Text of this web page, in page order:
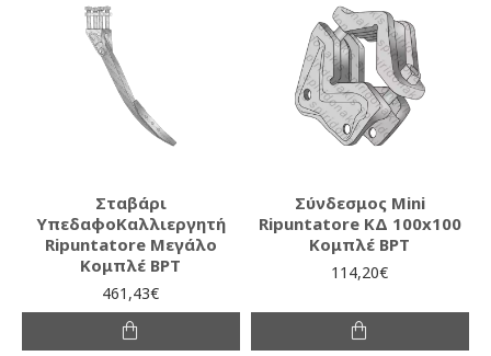
Σταβάρι
ΥπεδαφοΚαλλιεργητή
Ripuntatore Μεγάλο
Κομπλέ BPT
461,43€
Σύνδεσμος Mini
Ripuntatore ΚΔ 100x100
Κομπλέ BPT
114,20€